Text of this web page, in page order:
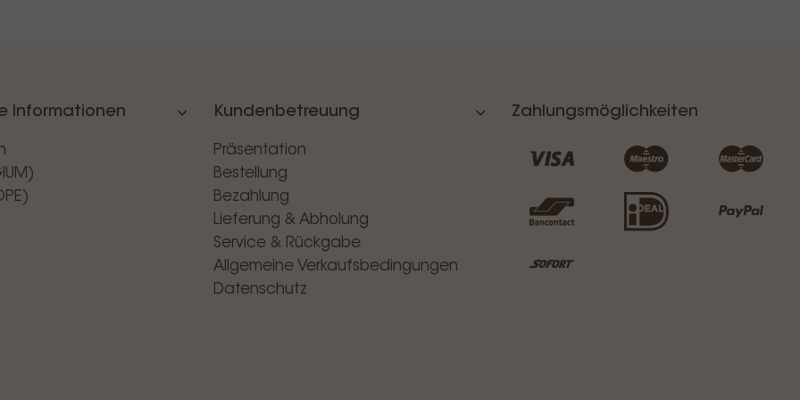
Informationen Kundenbetreuung
Präsentation
Bestellung
Bezahlung
Lieferung & Abholung
Service & Rückgabe
Allgemeine Verkaufsbedingungen
Datenschutz
Zahlungsmöglichkeiten